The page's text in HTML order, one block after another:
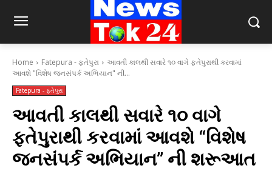
Home Fatepura - ફતેપુરા
આવતી કાલથી સવારે ૧૦ વાગે ફતેપુરાથી કરવામાં
આવશે "વિશેષ જનસંપર્ક અભિયાન" ની...
Fatepura - ફતેપુરા
આવતી કાલથી સવારે ૧૦ વાગે
ફતેપુરાથી કરવામાં આવશે “વિશેષ
જનસંપર્ક અભિયાન” ની શરૂઆત